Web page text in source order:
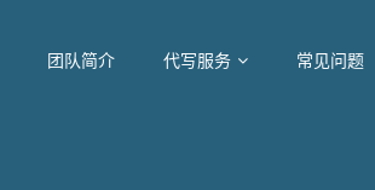
团队简介 代写服务 常见问题